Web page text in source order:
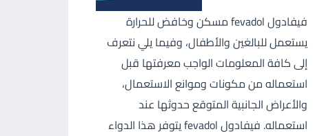
فيفادول fevadol مسكن وخافض للحرارة
يستعمل للبالغين والأطفال، وفيما يلي نتعرف
إلى كافة المعلومات الواجب معرفتها قبل
استعماله من مكونات وموانع الاستعمال،
والأعراض الجانبية المتوقع حدوثها عند
استعماله. فيفادول fevadol يتوفر هذا الدواء